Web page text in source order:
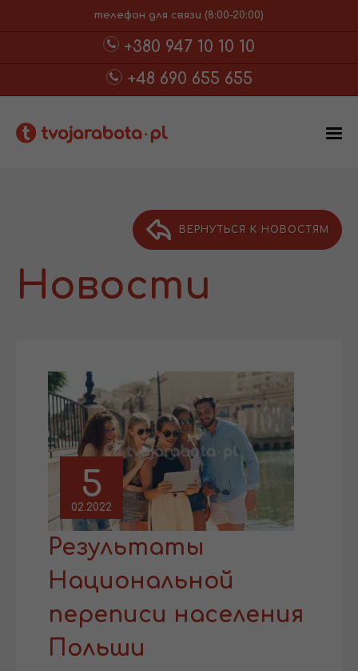
телефон для связи (8:00-20:00)
+380 947 10 10 10
+48 690 655 655
ВЕРНУТЬСЯ К НОВОСТЯМ
Новости
5
02.2022
Результаты
Национальной
переписи населения
Польши